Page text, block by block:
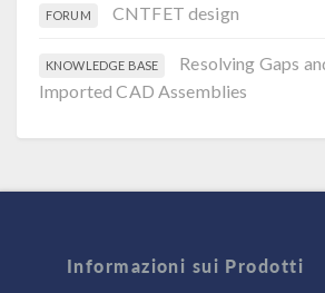
FORUM CNTFET design
KNOWLEDGE BASE
Resolving Gaps
Imported CAD Assemblies
Informazioni sui Prodotti